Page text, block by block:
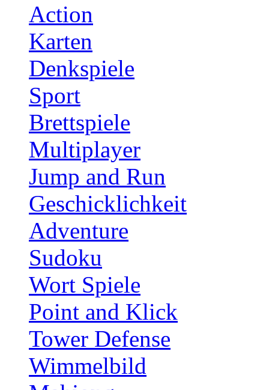
Action
Karten
Denkspiele
Sport
Brettspiele
Multiplayer
Jump and Run
Geschicklichkeit
Adventure
Sudoku
Wort Spiele
Point and Klick
Tower Defense
Wimmelbild